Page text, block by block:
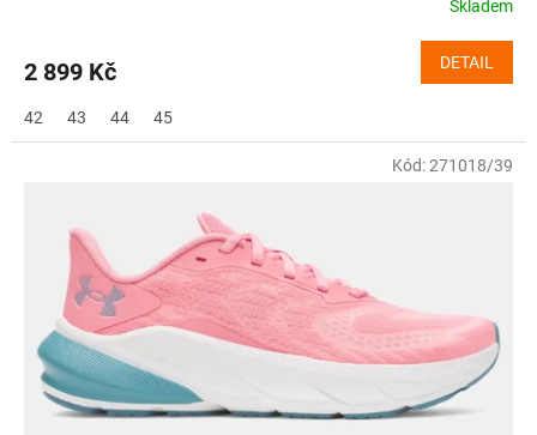
Skladem
2 899 Kč DETAIL
42 43 44 45
Kód:271018/39